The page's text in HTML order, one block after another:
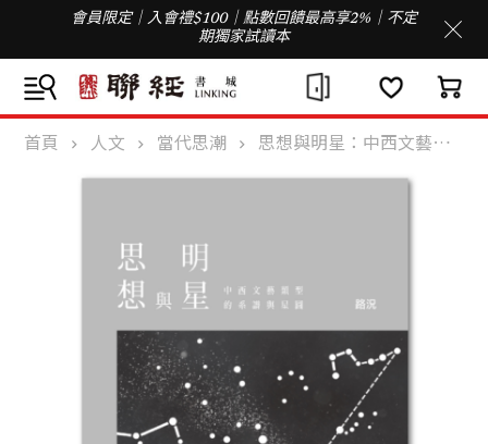
會員限定｜入會禮$100｜點數回饋最高享2%｜不定
期獨家試讀本
首頁 人文 當代思潮 思想與明星：中西文藝類型的系譜與星圖